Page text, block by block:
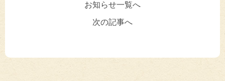
お知らせ一覧へ
次の記事へ